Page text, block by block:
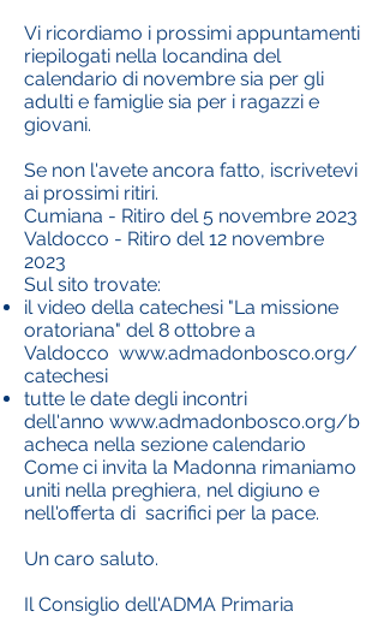
Vi ricordiamo i prossimi appuntamenti
riepilogati nella locandina del
calendario di novembre sia per gli
adulti e famiglie sia per i ragazzi e
giovani.
Se non l'avete ancora fatto, iscrivetevi
ai prossimi ritiri.
Cumiana - Ritiro del 5 novembre 2023
Valdocco - Ritiro del 12 novembre
2023
Sul sito trovate:
il video della catechesi "La missione
oratoriana" del 8 ottobre a
Valdocco www.admadonbosco.org/
catechesi
tutte le date degli incontri
dell'anno www.admadonbosco.org/b
acheca nella sezione calendario
Come ci invita la Madonna rimaniamo
uniti nella preghiera, nel digiuno e
nell'offerta di sacrifici per la pace.
Un caro saluto.
Il Consiglio dell'ADMA Primaria